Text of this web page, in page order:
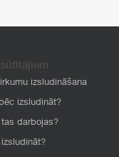
izsludināšana
izsludināt?
tas darbojas?
izsludināt?